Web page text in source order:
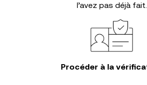
l’avez pas déjà fait.
Procéder à la